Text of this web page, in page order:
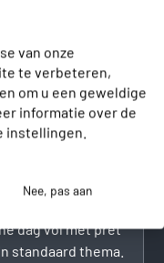
dag vol met pret
standaard thema.
van onze
te verbeteren,
om u een geweldige
informatie over de
instellingen.
Nee, pas aan